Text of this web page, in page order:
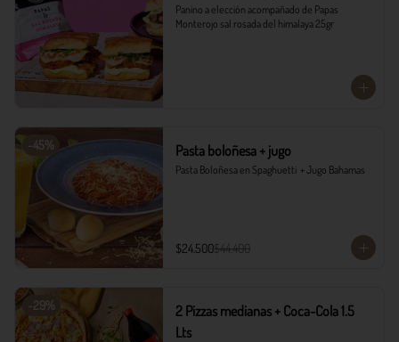
Panino a elección acompañado de Papas
Monterojo sal rosada del himalaya 25gr
-45% Pasta boloñesa + jugo
Pasta Boloñesa en Spaghuetti  + Jugo Bahamas
$24.500$44.400
-29%
2 Pizzas medianas + Coca-Cola 1.5
Lts